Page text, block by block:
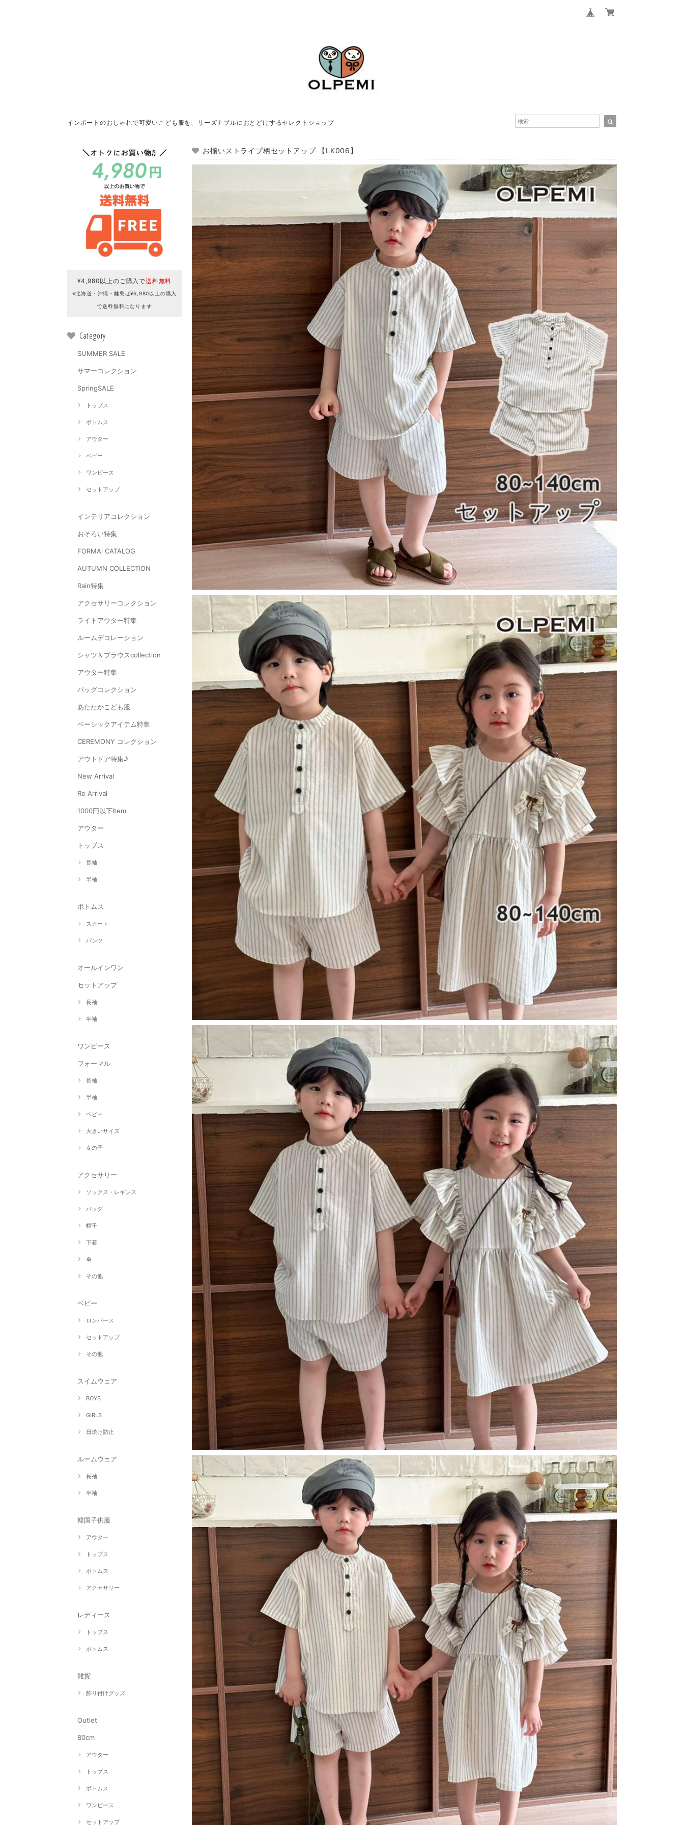
インポートのおしゃれで可愛いこども服を、リーズナブルにおとどけするセレクトショップ
¥4,980以上のご購入で送料無料
※北海道・沖縄・離島は¥6,980以上の購入
で送料無料になります
Category
SUMMER SALE
サマーコレクション
SpringSALE
トップス
ボトムス
アウター
ベビー
ワンピース
セットアップ
インテリアコレクション
おそろい特集
FORMAl CATALOG
AUTUMN COLLECTION
Rain特集
アクセサリーコレクション
ライトアウター特集
ルームデコレーション
シャツ＆ブラウスcollection
アウター特集
バッグコレクション
あたたかこども服
ベーシックアイテム特集
CEREMONY コレクション
アウトドア特集♪
New Arrival
Re Arrival
1000円以下Item
アウター
トップス
長袖
半袖
ボトムス
スカート
パンツ
オールインワン
セットアップ
長袖
半袖
ワンピース
フォーマル
長袖
半袖
ベビー
大きいサイズ
女の子
アクセサリー
ソックス・レギンス
バッグ
帽子
下着
傘
その他
ベビー
ロンパース
セットアップ
その他
スイムウェア
BOYS
GIRLS
日焼け防止
ルームウェア
長袖
半袖
韓国子供服
アウター
トップス
ボトムス
アクセサリー
レディース
トップス
ボトムス
雑貨
飾り付けグッズ
Outlet
80cm
アウター
トップス
ボトムス
ワンピース
セットアップ
お揃いストライプ柄セットアップ 【LK006】